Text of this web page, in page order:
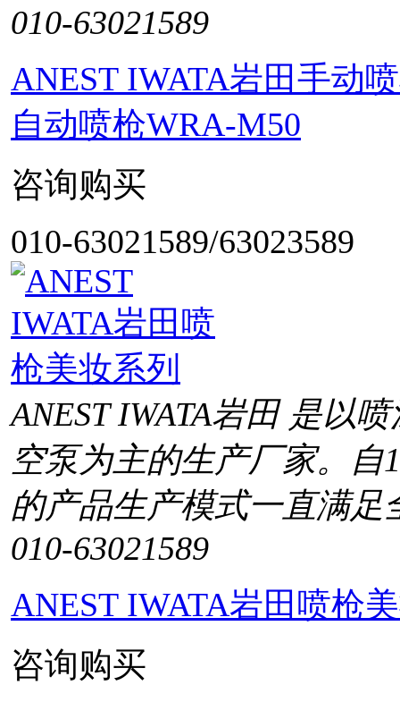
010-63021589
ANEST IWATA岩田手动
自动喷枪WRA-M50
咨询购买
010-63021589/63023589
ANEST IWATA岩田 是以
空泵为主的生产厂家。自
的产品生产模式一直满足
010-63021589
ANEST IWATA岩田喷枪
咨询购买